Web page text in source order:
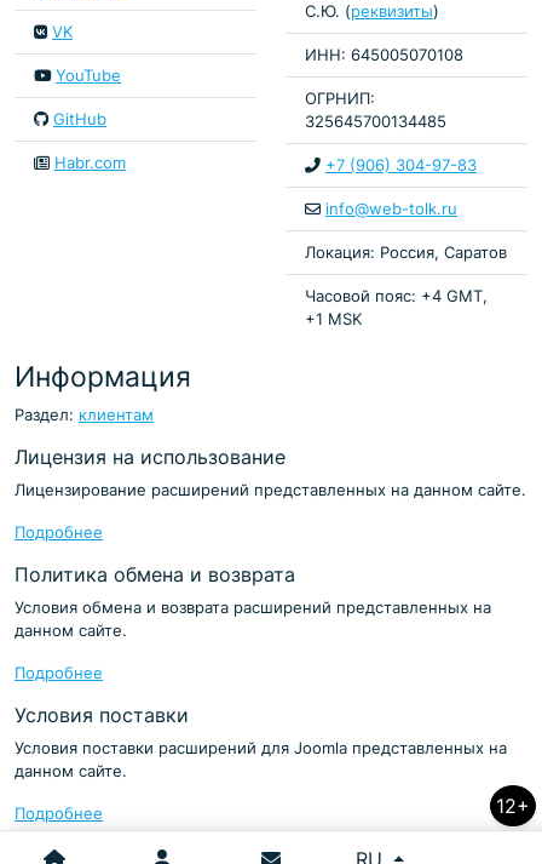
VK
YouTube
GitHub
Habr.com
С.Ю. (реквизиты)
ИНН: 645005070108
ОГРНИП:
325645700134485
+7 (906) 304-97-83
info@web-tolk.ru
Локация: Россия, Саратов
Часовой пояс: +4 GMT,
+1 MSK
Информация
Раздел: клиентам
Лицензия на использование
Лицензирование расширений представленных на данном сайте.
Подробнее
Политика обмена и возврата
Условия обмена и возврата расширений представленных на
данном сайте.
Подробнее
Условия поставки
Условия поставки расширений для Joomla представленных на
данном сайте.
Подробнее
RU
12+